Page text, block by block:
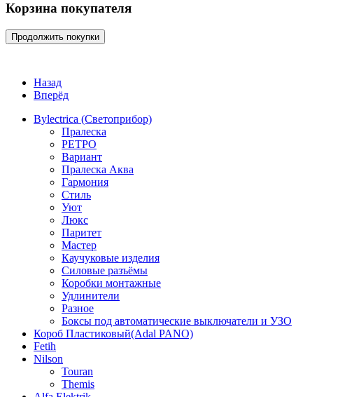
Корзина покупателя
Продолжить покупки
Назад
Вперёд
Bylectrica (Светоприбор)
Пралеска
РЕТРО
Вариант
Пралеска Аква
Гармония
Стиль
Уют
Люкс
Паритет
Мастер
Каучуковые изделия
Силовые разъёмы
Коробки монтажные
Удлинители
Разное
Боксы под автоматические выключатели и УЗО
Короб Пластиковый(Adal PANO)
Fetih
Nilson
Touran
Themis